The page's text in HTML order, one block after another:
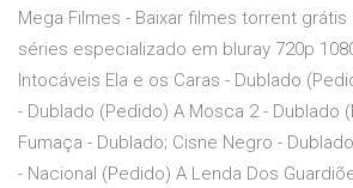
Mega Filmes - Baixar filmes torrent
séries especializado em bluray 720p
Intocáveis Ela e os Caras - Dublado
- Dublado (Pedido) A Mosca 2 - Dublado
Fumaça - Dublado; Cisne Negro -
- Nacional (Pedido) A Lenda Dos